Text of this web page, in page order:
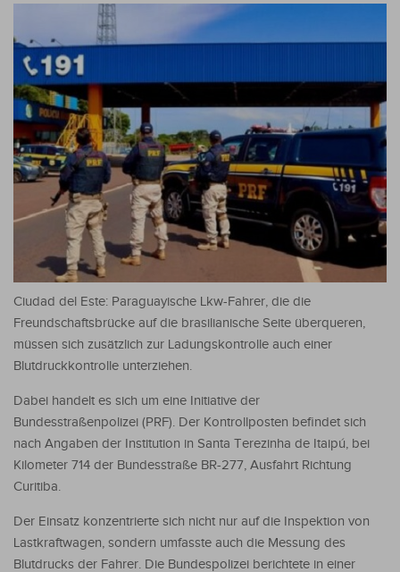
Ciudad del Este: Paraguayische Lkw-Fahrer, die die
Freundschaftsbrücke auf die brasilianische Seite überqueren,
müssen sich zusätzlich zur Ladungskontrolle auch einer
Blutdruckkontrolle unterziehen.
Dabei handelt es sich um eine Initiative der
Bundesstraßenpolizei (PRF). Der Kontrollposten befindet sich
nach Angaben der Institution in Santa Terezinha de Itaipú, bei
Kilometer 714 der Bundesstraße BR-277, Ausfahrt Richtung
Curitiba.
Der Einsatz konzentrierte sich nicht nur auf die Inspektion von
Lastkraftwagen, sondern umfasste auch die Messung des
Blutdrucks der Fahrer. Die Bundespolizei berichtete in einer